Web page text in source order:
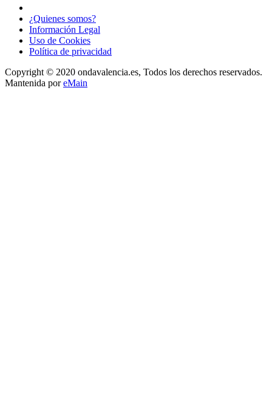
¿Quienes somos?
Información Legal
Uso de Cookies
Política de privacidad
Copyright © 2020 ondavalencia.es, Todos los derechos reservados.
Mantenida poreMain